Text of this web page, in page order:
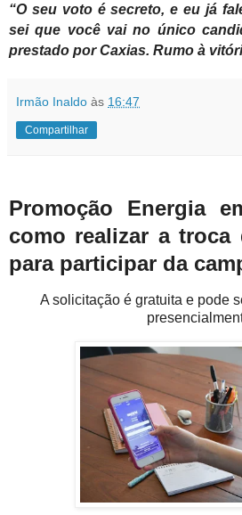
“O seu voto é secreto, e eu já
sei que você vai no único
prestado por Caxias. Rumo à
Irmão Inaldo às 16:47
Compartilhar
Promoção Energia
como realizar a troca
para participar da
A solicitação é gratuita e pode